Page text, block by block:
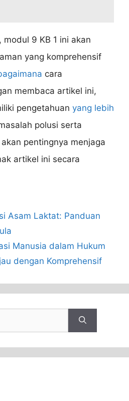
modul 9 KB 1 ini akan
yang komprehensif
cara
membaca artikel ini,
pengetahuan yang lebih
polusi serta
pentingnya menjaga
artikel ini secara
Asam Laktat: Panduan
Manusia dalam Hukum
dengan Komprehensif